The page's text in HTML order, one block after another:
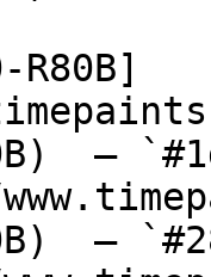
—
—